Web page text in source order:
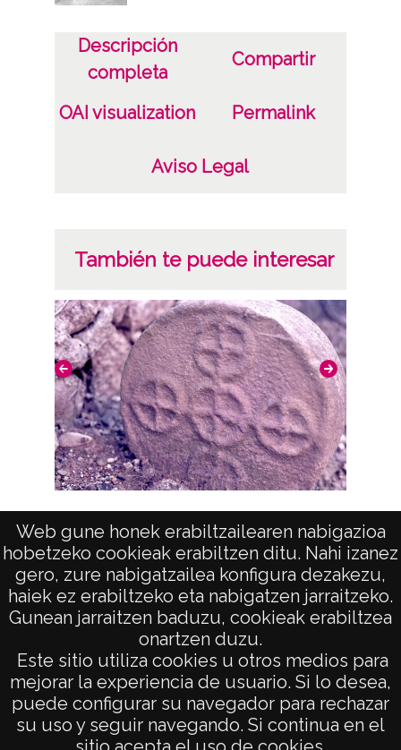
Web gune honek erabiltzailearen nabigazioa
hobetzeko cookieak erabiltzen ditu. Nahi izanez
gero, zure nabigatzailea konfigura dezakezu,
haiek ez erabiltzeko eta nabigatzen jarraitzeko.
Gunean jarraitzen baduzu, cookieak erabiltzea
onartzen duzu.
Este sitio utiliza cookies u otros medios para
mejorar la experiencia de usuario. Si lo desea,
puede configurar su navegador para rechazar
su uso y seguir navegando. Si continua en el
19820901
Lugar
Dolmén de San Martín
Laguardia / Guardia / Biasteri
Descripción
completa
Compartir
OAI visualization Permalink
Aviso Legal
También te puede interesar
Arte
AVISO LEGAL
POLÍTICA DE PRIVACIDAD
ACCESIBILIDAD
ATENCIÓN CIUDADANA